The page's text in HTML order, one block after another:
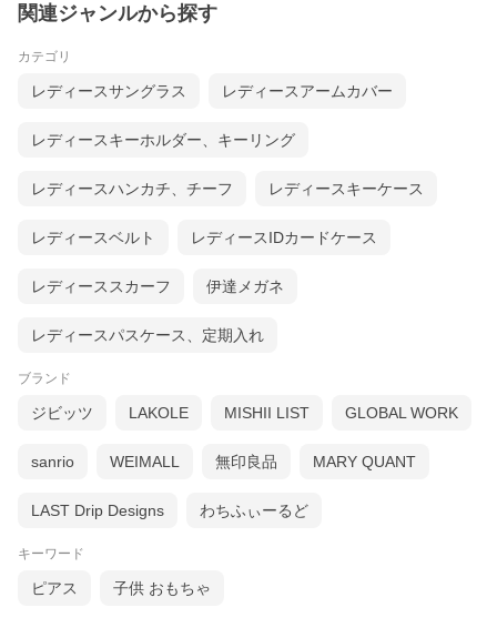
関連ジャンルから探す
カテゴリ
レディースサングラス レディースアームカバー
レディースキーホルダー、キーリング
レディースハンカチ、チーフ レディースキーケース
レディースベルト レディースIDカードケース
レディーススカーフ 伊達メガネ
レディースパスケース、定期入れ
ブランド
ジビッツ LAKOLE MISHII LIST GLOBAL WORK
sanrio WEIMALL 無印良品 MARY QUANT
LAST Drip Designs わちふぃーるど
キーワード
ピアス 子供 おもちゃ